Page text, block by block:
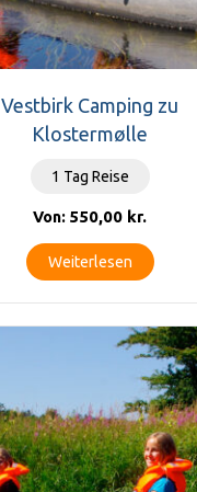
Vestbirk Camping zu
Klostermølle
1 Tag Reise
Von: 550,00 kr.
Weiterlesen